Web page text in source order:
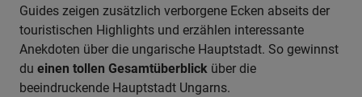
Guides zeigen zusätzlich verborgene Ecken abseits der
touristischen Highlights und erzählen interessante
Anekdoten über die ungarische Hauptstadt. So gewinnst
du einen tollen Gesamtüberblick über die
beeindruckende Hauptstadt Ungarns.